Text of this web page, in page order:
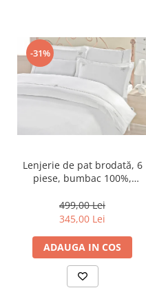
-31%
Lenjerie de pat brodată, 6
piese, bumbac 100%,
499,00 Lei
345,00 Lei
ADAUGA IN COS